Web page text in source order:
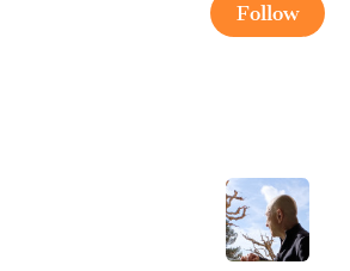
Follow